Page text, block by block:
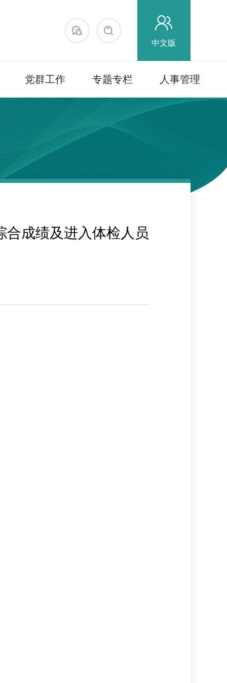
中文版
党群工作 专题专栏 人事管理
合成绩及进入体检人员